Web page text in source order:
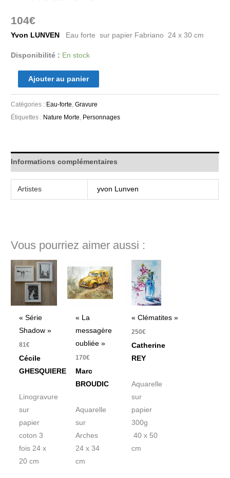
104€
Yvon LUNVEN Eau forte sur papier Fabriano 24 x 30 cm
Disponibilité : En stock
Ajouter au panier
Catégories : Eau-forte ,Gravure
Étiquettes : Nature Morte Personnages
Informations complémentaires
Artistes yvon Lunven
Vous pourriez aimer aussi :
« Série
Shadow »
81€
Cécile
GHESQUIERE
Linogravure
sur
papier
coton 3
fois 24 x
20 cm
« La
messagère
oubliée »
170€
Marc
BROUDIC
Aquarelle
sur
Arches
24 x 34
cm
« Clématites »
250€
Catherine
REY
Aquarelle
sur
papier
300g
40 x 50
cm